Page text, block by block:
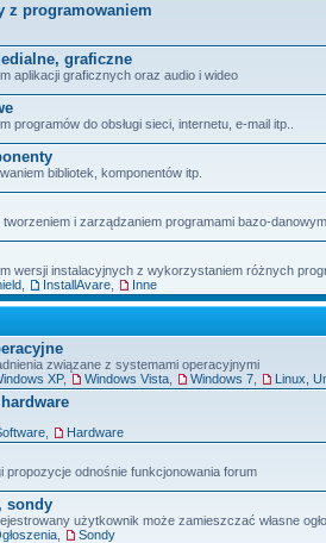
z programowaniem
graficzne
aplikacji graficznych oraz audio i wideo
programów do obsługi sieci, internetu, e-mail itp..
bibliotek, komponentów itp.
i zarządzaniem programami bazo-
wersji instalacyjnych z wykorzystaniem różnych
InstallAvare Inne
związane z systemami operacyjnymi
XP, Windows Vista Windows 7 Linux,
Hardware
propozycje odnośnie funkcjonowania forum
sondy
użytkownik może zamieszczać własne
Sondy